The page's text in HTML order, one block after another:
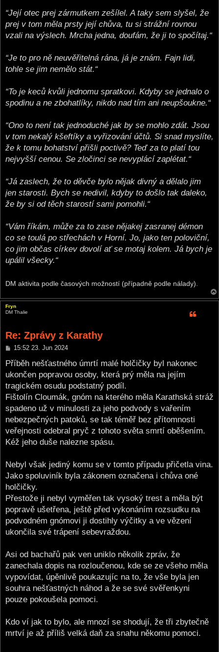
“Její otec prej zármutkem zešílel. A taky sem slyšel, že
prej v tom měla prsty její chůva, tu si strážní rovnou
vzali na výslech. Mrcha jedna, doufám, že ji to spočítaj.“
“Je to pro ně neuvěřitelná rána, já je znám. Fajn lidi,
tohle se jim nemělo stát.“
“To je keců kvůli jednomu spratkovi. Kdyby se jednalo o
spodinu a ne zbohatlíky, nikdo nad tím ani neupšoukne.“
“Ono to není tak jednoduché jak by se mohlo zdát. Jsou
v tom nekalý kšeftíky a vyřizování účtů. Si snad myslíte,
že k tomu bohatství přišli poctivě? Teď za to platí tou
nejvyšší cenou. Se zločinci se nevyplácí zaplétat.“
“Já zaslech, že to děvče bylo nějak divný a dělalo jim
jen starosti. Bych se nedivil, kdyby to došlo tak daleko,
že by si od těch starostí sami pomohli.“
“Vám říkám, může za to zase nějakej zasranej démon
co se toulá po střechách v Horní. Jo, jako ten poloviční,
co jim občas církev dovolí ať se motaj kolem. Já bych je
upálil všecky.“
DM aktivita podle časových možností (případně podle nálady).
Fryn
DM Thalie
Re: Zprávy z Karathy
P
s
15:52 23. Jun 2024
Příběh nešťastného úmrtí malé holčičky byl nakonec
ukončen popravou osoby, která prý měla na jejím
tragickém osudu podstatný podíl.
Fištolín Cloumák, gnóm na kterého měla Karathská stráž
spadeno už v minulosti za jeho podvody s vařením
nebezpečných patoků, se tak téměř bez přítomnosti
veřejnosti odebral pryč z tohoto světa smrtí oběšením.
Kéž jeho duše nalezne spásu.
Nebyl však jediný komu se v tomto případu přičetla vina.
Jako spoluviník byla zákonem označena i chůva oné
holčičky.
Přestože ji nebyl vyměřen tak vysoký trest a měla být
popravě ušetřena, ještě před vykonáním rozsudku na
podvodném gnómovi ji dostihly výčitky a ve vězení
ukončila své trápení sebevraždou.
Asi od bachařů pak ven uniklo několik zpráv, že
zanechala dopis na rozloučenou, kde se ze všeho měla
vypovídat, úpěnlivě poukazujíc na to, že vše byla jen
souhra nešťastných náhod a že se své svěřenkyni
pouze pokoušela pomoci.
Kdo ví jak to bylo, ale mnozí se shodují, že tři zbytečně
mrtví je až příliš velká daň za snahu někomu pomoci.